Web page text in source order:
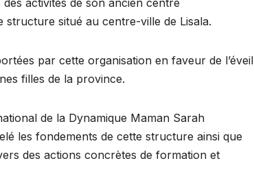
structure situé au centre-ville de Lisala.
par cette organisation en faveur de l’éveil
filles de la province.
de la Dynamique Maman Sarah
les fondements de cette structure ainsi que
des actions concrètes de formation et